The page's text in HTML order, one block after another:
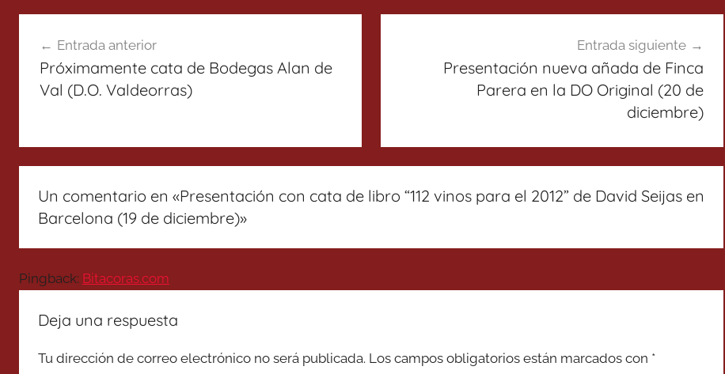
de
entradas
Entrada anterior
Próximamente cata de Bodegas Alan de
Val (D.O. Valdeorras)
Entrada siguiente
Presentación nueva añada de Finca
Parera en la DO Original (20 de
diciembre)
Un comentario en «Presentación con cata de libro “112 vinos para el 2012” de David Seijas en
Barcelona (19 de diciembre)»
Pingback: Bitacoras.com
Deja una respuesta
Tu dirección de correo electrónico no será publicada. Los campos obligatorios están marcados con *